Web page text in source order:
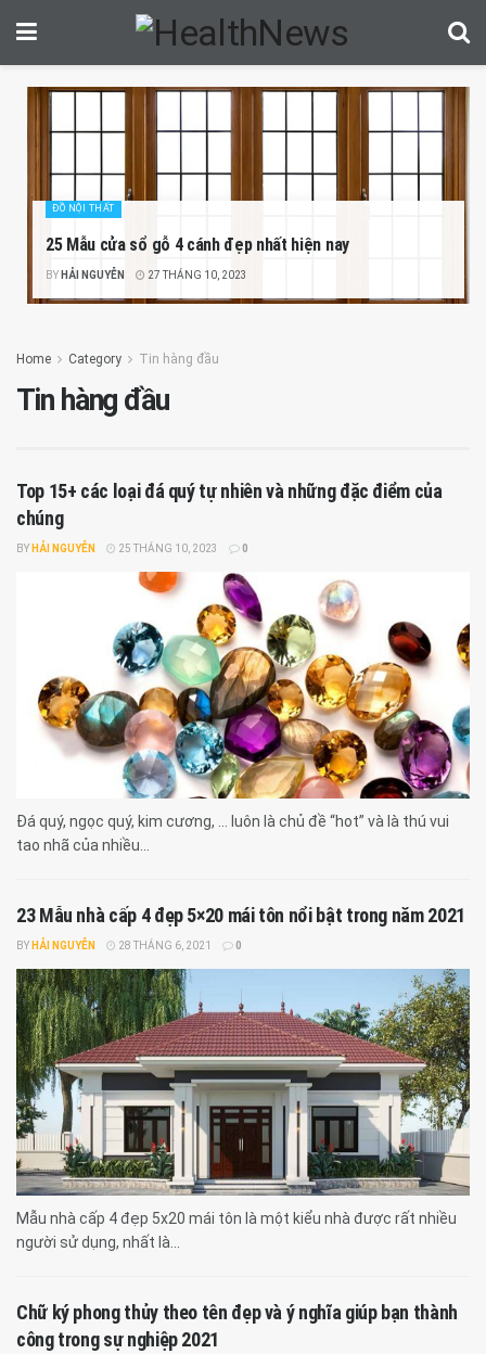
ĐỒ NỘI THẤT
25 Mẫu cửa sổ gỗ 4 cánh đẹp nhất hiện nay
BY HẢI NGUYỄN 27 THÁNG 10, 2023
Home Category Tin hàng đầu
Tin hàng đầu
Top 15+ các loại đá quý tự nhiên và những đặc điểm của
chúng
BY HẢI NGUYỄN 25 THÁNG 10, 2023 0
Đá quý, ngọc quý, kim cương, … luôn là chủ đề “hot” và là thú vui
tao nhã của nhiều...
23 Mẫu nhà cấp 4 đẹp 5×20 mái tôn nổi bật trong năm 2021
BY HẢI NGUYỄN 28 THÁNG 6, 2021 0
Mẫu nhà cấp 4 đẹp 5x20 mái tôn là một kiểu nhà được rất nhiều
người sử dụng, nhất là...
Chữ ký phong thủy theo tên đẹp và ý nghĩa giúp bạn thành
công trong sự nghiệp 2021